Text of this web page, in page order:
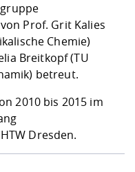
Prof. Grit Kalies
Chemie)
Breitkopf (TU
betreut.
2010 bis 2015 im
Dresden.